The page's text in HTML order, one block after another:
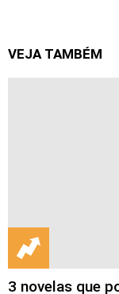
VEJA TAMBÉM
3 novelas que